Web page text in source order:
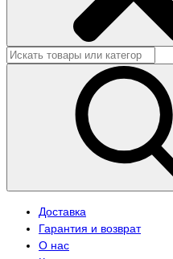
Доставка
Гарантия и возврат
О нас